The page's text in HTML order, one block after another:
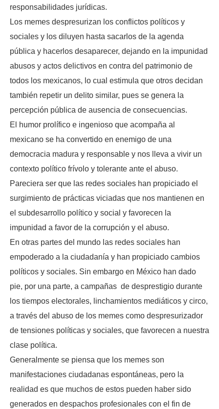
responsabilidades jurídicas.
Los memes despresurizan los conflictos políticos y
sociales y los diluyen hasta sacarlos de la agenda
pública y hacerlos desaparecer, dejando en la impunidad
abusos y actos delictivos en contra del patrimonio de
todos los mexicanos, lo cual estimula que otros decidan
también repetir un delito similar, pues se genera la
percepción pública de ausencia de consecuencias.
El humor prolífico e ingenioso que acompaña al
mexicano se ha convertido en enemigo de una
democracia madura y responsable y nos lleva a vivir un
contexto político frívolo y tolerante ante el abuso.
Pareciera ser que las redes sociales han propiciado el
surgimiento de prácticas viciadas que nos mantienen en
el subdesarrollo político y social y favorecen la
impunidad a favor de la corrupción y el abuso.
En otras partes del mundo las redes sociales han
empoderado a la ciudadanía y han propiciado cambios
políticos y sociales. Sin embargo en México han dado
pie, por una parte, a campañas de desprestigio durante
los tiempos electorales, linchamientos mediáticos y circo,
a través del abuso de los memes como despresurizador
de tensiones políticas y sociales, que favorecen a nuestra
clase política.
Generalmente se piensa que los memes son
manifestaciones ciudadanas espontáneas, pero la
realidad es que muchos de estos pueden haber sido
generados en despachos profesionales con el fin de